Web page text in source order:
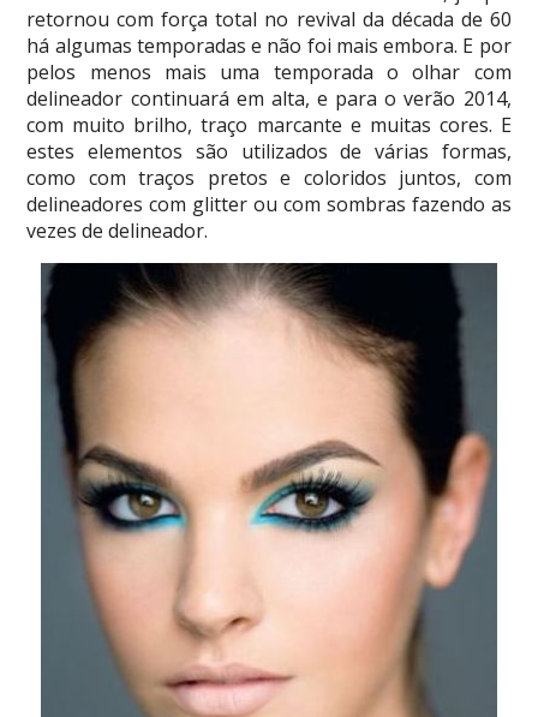
retornou com força total no revival da década de 60
há algumas temporadas e não foi mais embora. E por
pelos menos mais uma temporada o olhar com
delineador continuará em alta, e para o verão 2014,
com muito brilho, traço marcante e muitas cores. E
estes elementos são utilizados de várias formas,
como com traços pretos e coloridos juntos, com
delineadores com glitter ou com sombras fazendo as
vezes de delineador.